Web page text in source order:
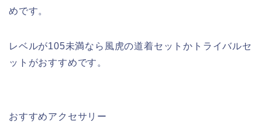
めです。
レベルが105未満なら風虎の道着セットかトライバルセ
ットがおすすめです。
おすすめアクセサリー